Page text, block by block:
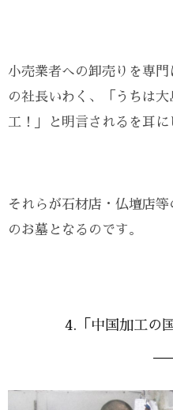
小売業者への卸売りを専
の社長いわく、「うちは
工！」と明言されるを耳に
それらが石材店・仏壇店
のお墓となるのです。
4.「中国加工の